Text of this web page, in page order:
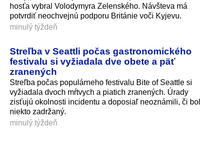
hosťa vybral Volodymyra Zelenského. Návšteva má
potvrdiť neochvejnú podporu Británie voči Kyjevu.
minulý týždeň
Streľba v Seattli počas gastronomického
festivalu si vyžiadala dve obete a päť
zranených
Streľba počas populárneho festivalu Bite of Seattle si
vyžiadala dvoch mŕtvych a piatich zranených. Úrady
zisťujú okolnosti incidentu a doposiaľ neoznámili, či bol
niekto zadržaný.
minulý týždeň